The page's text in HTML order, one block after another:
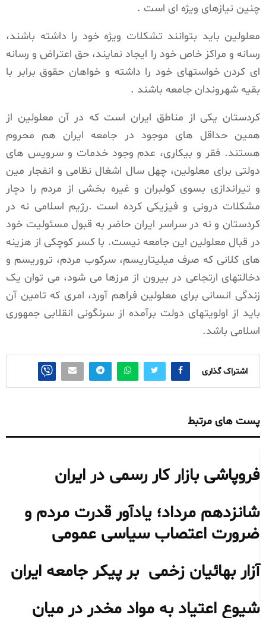
چنین نیازهای ویژه ای است .
معلولین باید بتوانند تشکلات ویژه خود را داشته باشند،
رسانه و مراکز خاص خود را ایجاد نمایند، حق اعتراض و رسانه
ای کردن خواستهای خود را داشته و خواهان حقوق برابر با
بقیه شهروندان جامعه باشند .
کردستان یکی از مناطق ایران است که در آن معلولین از
همین حداقل های موجود در جامعه ایران هم محروم
هستند. فقر و بیکاری، عدم وجود خدمات و سرویس های
دولتی برای معلولین، چهل سال اشغال نظامی و انفجار مین
و تیراندازی بسوی کولبران و غیره بخشی از مردم را دچار
مشکلات درونی و فیزیکی کرده است .رژیم اسلامی نه در
کردستان و نه در سراسر ایران حاضر به قبول مسئولیت خود
در قبال معلولین این جامعه نیست. با کسر کوچکی از هزینه
های کلانی که صرف میلیتاریسم، سرکوب مردم، تروریسم و
دخالتهای ارتجاعی در بیرون از مرزها می شود، می توان یک
زندگی انسانی برای معلولین فراهم آورد، امری که تامین آن
باید از اولویتهای دولت برآمده از سرنگونی انقلابی جمهوری
اسلامی باشد.
اشتراک گذاری
پست های مرتبط
فروپاشی بازار کار رسمی در ایران
شانزدهم مرداد؛ یادآور قدرت مردم و
ضرورت اعتصاب سیاسی عمومی
آزار بهائیان زخمی بر پیکر جامعه ایران
شیوع اعتیاد به مواد مخدر در میان